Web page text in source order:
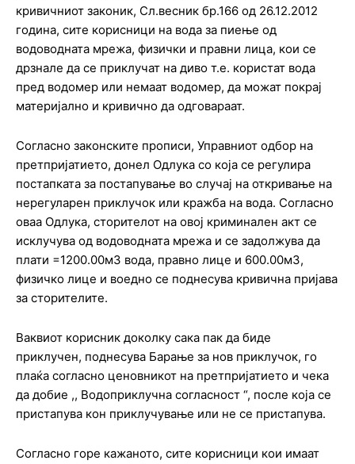
кривичниот законик, Сл.весник бр.166 од 26.12.2012
година, сите корисници на вода за пиење од
водоводната мрежа, физички и правни лица, кои се
дрзнале да се приклучат на диво т.е. користат вода
пред водомер или немаат водомер, да можат покрај
материјално и кривично да одговараат.
Согласно законските прописи, Управниот одбор на
претпријатието, донел Одлука со која се регулира
постапката за постапување во случај на откривање на
нерегуларен приклучок или кражба на вода. Согласно
оваа Одлука, сторителот на овој криминален акт се
исклучува од водоводната мрежа и се задолжува да
плати =1200.00м3 вода, правно лице и 600.00м3,
физичко лице и воедно се поднесува кривична пријава
за сторителите.
Ваквиот корисник доколку сака пак да биде
приклучен, поднесува Барање за нов приклучок, го
плаќа согласно ценовникот на претпријатието и чека
да добие ,, Водоприклучна согласност “, после која се
пристапува кон приклучување или не се пристапува.
Согласно горе кажаното, сите корисници кои имаат